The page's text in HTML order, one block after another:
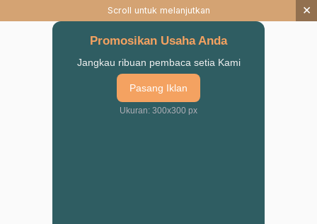
Scroll untuk melanjutkan ×
Promosikan Usaha Anda
Jangkau ribuan pembaca setia Kami
Pasang Iklan
Ukuran: 300x300 px